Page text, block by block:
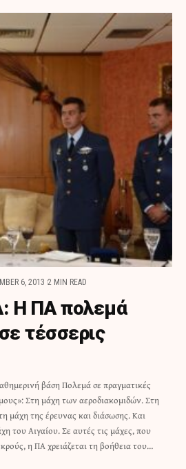
6, 2013 2 MIN READ
Η ΠΑ πολεμά
τέσσερις
βάση Πολεμά σε πραγματικές
Στη μάχη των αεροδιακομιδών. Στη
μάχη της έρευνας και διάσωσης. Και
του Αιγαίου. Σε αυτές τις μάχες, που
η ΠΑ χρειάζεται τη βοήθεια του…